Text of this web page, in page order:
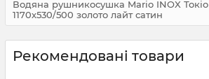
Водяна рушникосушка Mario INOX Токіо
1170х530/500 золото лайт сатин
Рекомендовані товари